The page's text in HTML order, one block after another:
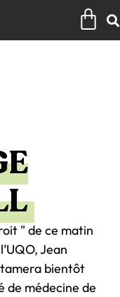
" de ce matin
Jean
bientôt
de médecine de